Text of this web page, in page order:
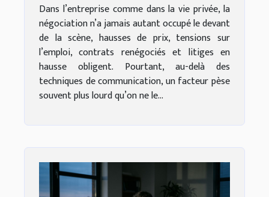
Dans l’entreprise comme dans la vie privée, la
négociation n’a jamais autant occupé le devant
de la scène, hausses de prix, tensions sur
l’emploi, contrats renégociés et litiges en
hausse obligent. Pourtant, au-delà des
techniques de communication, un facteur pèse
souvent plus lourd qu’on ne le...